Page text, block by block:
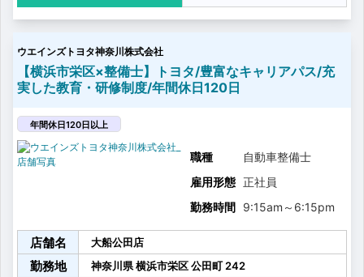
・点検、診断など関連知識の判断業務
※習得状況に応じて業務を依頼します。
自動車整備学校卒業
↓
エンジニア
↓･･･現場経験年数 約8～10年
↓･･･経験年数 約5年
↓･･･経験年数 約5年
者）
サービス部門から営業部門へ職種変更をするケースが
あります。（希望者のみ）
ウエインズトヨタ神奈川株式会社
【横浜市栄区×整備士】トヨタ/豊富なキャリアパス/充
実した教育・研修制度/年間休日120日
年間休日120日以上
職種
自動車整備士
雇用形態 正社員
勤務時間 9:15am ～ 6:15pm
店舗名 大船公田店
勤務地 神奈川県横浜市栄区公田町 242